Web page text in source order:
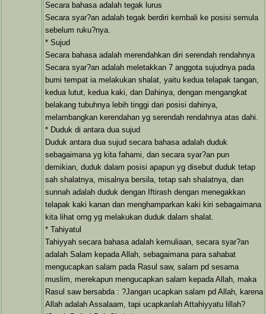
Secara bahasa adalah tegak lurus
Secara syar?an adalah tegak berdiri kembali ke posisi semula
sebelum ruku?nya.
* Sujud
Secara bahasa adalah merendahkan diri serendah rendahnya
Secara syar?an adalah meletakkan 7 anggota sujudnya pada
bumi tempat ia melakukan shalat, yaitu kedua telapak tangan,
kedua lutut, kedua kaki, dan Dahinya, dengan mengangkat
belakang tubuhnya lebih tinggi dari posisi dahinya,
melambangkan kerendahan yg serendah rendahnya atas dahi.
* Duduk di antara dua sujud
Duduk antara dua sujud secara bahasa adalah duduk
sebagaimana yg kita fahami, dan secara syar?an pun
demikian, duduk dalam posisi apapun yg disebut duduk tetap
sah shalatnya, misalnya bersila, tetap sah shalatnya, dan
sunnah adalah duduk dengan Iftirash dengan menegakkan
telapak kaki kanan dan menghamparkan kaki kiri sebagaimana
kita lihat orng yg melakukan duduk dalam shalat.
* Tahiyatul
Tahiyyah secara bahasa adalah kemuliaan, secara syar?an
adalah Salam kepada Allah, sebagaimana para sahabat
mengucapkan salam pada Rasul saw, salam pd sesama
muslim, merekapun mengucapkan salam kepada Allah, maka
Rasul saw bersabda : ?Jangan ucapkan salam pd Allah, karena
Allah adalah Assalaam, tapi ucapkanlah Attahiyyatu lillah?